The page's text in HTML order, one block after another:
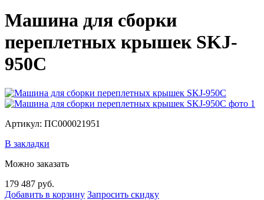
Машина для сборки
переплетных крышек SKJ-
950C
Артикул: ПС000021951
В закладки
Можно заказать
179 487 руб.
Добавить в корзину Запросить скидку